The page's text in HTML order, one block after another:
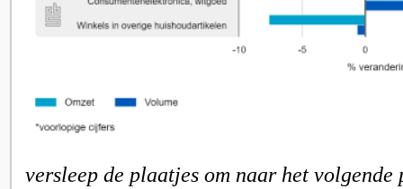
versleep de plaatjes om naar het